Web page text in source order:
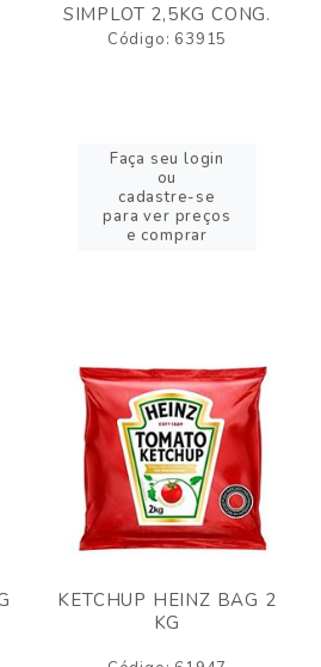
SIMPLOT 2,5KG CONG.
Código: 63915
Faça seu login
ou
cadastre-se
para ver preços
e comprar
KETCHUP HEINZ BAG 2
KG